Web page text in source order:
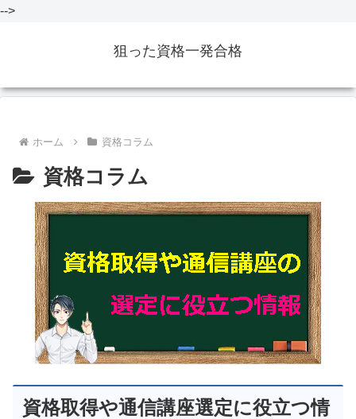
-->
狙った資格一発合格
ホーム 資格コラム
資格コラム
資格取得や通信講座選定に役立つ情